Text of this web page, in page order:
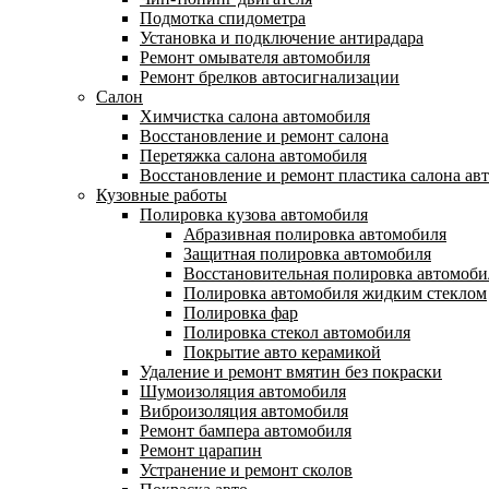
Подмотка спидометра
Установка и подключение антирадара
Ремонт омывателя автомобиля
Ремонт брелков автосигнализации
Салон
Химчистка салона автомобиля
Восстановление и ремонт салона
Перетяжка салона автомобиля
Восстановление и ремонт пластика салона
Кузовные работы
Полировка кузова автомобиля
Абразивная полировка автомобиля
Защитная полировка автомобиля
Восстановительная полировка
Полировка автомобиля жидким стеклом
Полировка фар
Полировка стекол автомобиля
Покрытие авто керамикой
Удаление и ремонт вмятин без покраски
Шумоизоляция автомобиля
Виброизоляция автомобиля
Ремонт бампера автомобиля
Ремонт царапин
Устранение и ремонт сколов